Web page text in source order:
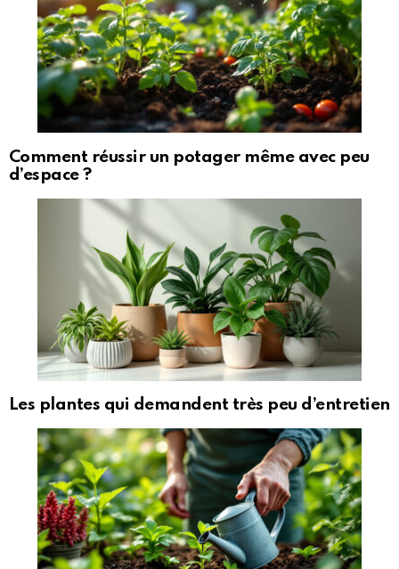
Comment réussir un potager même avec peu
d’espace ?
Les plantes qui demandent très peu d’entretien